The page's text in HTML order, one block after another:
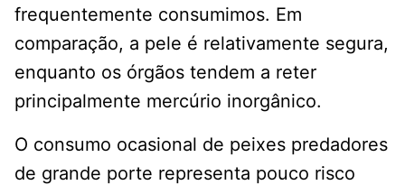
frequentemente consumimos. Em
comparação, a pele é relativamente segura,
enquanto os órgãos tendem a reter
principalmente mercúrio inorgânico.
O consumo ocasional de peixes predadores
de grande porte representa pouco risco